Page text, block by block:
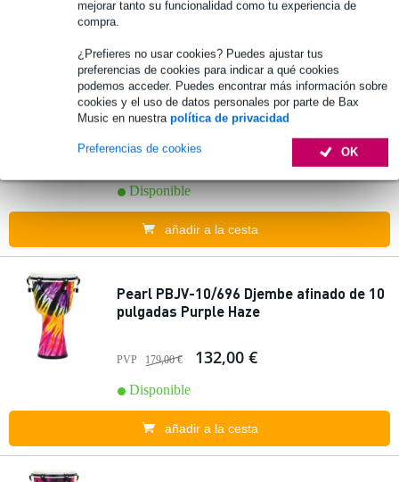
mejorar tanto su funcionalidad como tu experiencia de
compra.
¿Prefieres no usar cookies? Puedes ajustar tus
preferencias de cookies para indicar a qué cookies
podemos acceder. Puedes encontrar más información sobre
cookies y el uso de datos personales por parte de Bax
Music en nuestra política de privacidad
OK
Preferencias de cookies
Pearl PBJVR-10/698 Rope Tuned djembe
Zebra Grass 10"
137,00 €
Disponible
añadir a la cesta
Pearl PBJV-10/696 Djembe afinado de 10
pulgadas Purple Haze
PVP 179,00 € 132,00 €
Disponible
añadir a la cesta